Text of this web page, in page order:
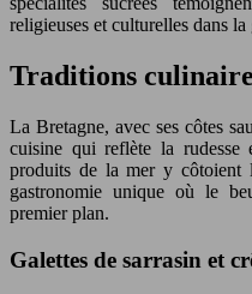
religieuses et culturelles dans
Traditions
La Bretagne, avec ses côtes
cuisine qui reflète la rudesse
produits de la mer y côtoient
gastronomie unique où le
premier plan.
Galettes de sarrasin et